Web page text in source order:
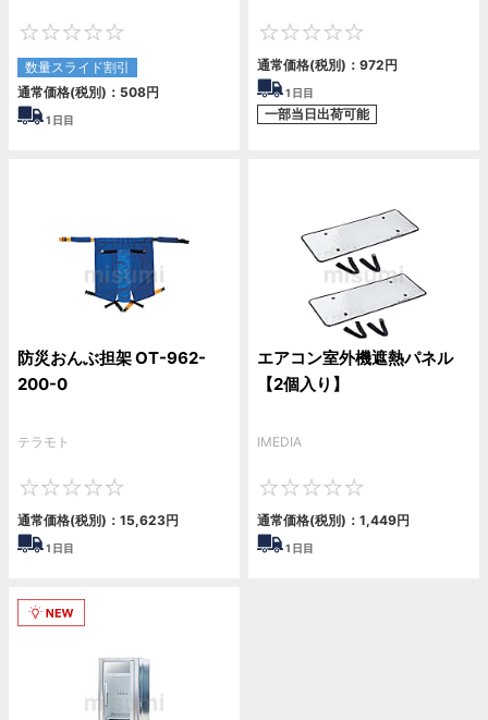
数量スライド割引
通常価格(税別)： 508円
1 日目
通常価格(税別)： 972円
1 日目
一部当日出荷可能
防災おんぶ担架 OT-962-
200-0
テラモト
通常価格(税別)： 15,623円
1 日目
エアコン室外機遮熱パネル
【2個入り】
IMEDIA
通常価格(税別)： 1,449円
1 日目